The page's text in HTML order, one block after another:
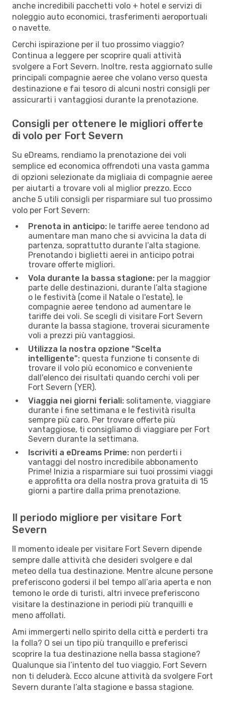
anche incredibili pacchetti volo + hotel e servizi di
noleggio auto economici, trasferimenti aeroportuali
o navette.
Cerchi ispirazione per il tuo prossimo viaggio?
Continua a leggere per scoprire quali attività
svolgere a Fort Severn. Inoltre, resta aggiornato sulle
principali compagnie aeree che volano verso questa
destinazione e fai tesoro di alcuni nostri consigli per
assicurarti i vantaggiosi durante la prenotazione.
Consigli per ottenere le migliori offerte
di volo per Fort Severn
Su eDreams, rendiamo la prenotazione dei voli
semplice ed economica offrendoti una vasta gamma
di opzioni selezionate da migliaia di compagnie aeree
per aiutarti a trovare voli al miglior prezzo. Ecco
anche 5 utili consigli per risparmiare sul tuo prossimo
volo per Fort Severn:
Prenota in anticipo: le tariffe aeree tendono ad
aumentare man mano che si avvicina la data di
partenza, soprattutto durante l’alta stagione.
Prenotando i biglietti aerei in anticipo potrai
trovare offerte migliori.
Vola durante la bassa stagione: per la maggior
parte delle destinazioni, durante l’alta stagione
o le festività (come il Natale o l'estate), le
compagnie aeree tendono ad aumentare le
tariffe dei voli. Se scegli di visitare Fort Severn
durante la bassa stagione, troverai sicuramente
voli a prezzi più vantaggiosi.
Utilizza la nostra opzione "Scelta
intelligente": questa funzione ti consente di
trovare il volo più economico e conveniente
dall'elenco dei risultati quando cerchi voli per
Fort Severn (YER).
Viaggia nei giorni feriali: solitamente, viaggiare
durante i fine settimana e le festività risulta
sempre più caro. Per trovare offerte più
vantaggiose, ti consigliamo di viaggiare per Fort
Severn durante la settimana.
Iscriviti a eDreams Prime: non perderti i
vantaggi del nostro incredibile abbonamento
Prime! Inizia a risparmiare sui tuoi prossimi viaggi
e approfitta ora della nostra prova gratuita di 15
giorni a partire dalla prima prenotazione.
Il periodo migliore per visitare Fort
Severn
Il momento ideale per visitare Fort Severn dipende
sempre dalle attività che desideri svolgere e dal
meteo della tua destinazione. Mentre alcune persone
preferiscono godersi il bel tempo all’aria aperta e non
temono le orde di turisti, altri invece preferiscono
visitare la destinazione in periodi più tranquilli e
meno affollati.
Ami immergerti nello spirito della città e perderti tra
la folla? O sei un tipo più tranquillo e preferisci
scoprire la tua destinazione nella bassa stagione?
Qualunque sia l’intento del tuo viaggio, Fort Severn
non ti deluderà. Ecco alcune attività da svolgere Fort
Severn durante l’alta stagione e bassa stagione.